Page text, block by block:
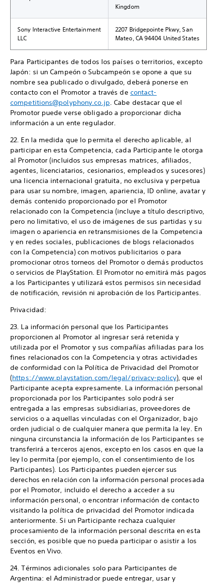
Kingdom
Sony Interactive Entertainment
LLC
2207 Bridgepointe Pkwy, San
Mateo, CA 94404 United States
Para Participantes de todos los países o territorios, excepto
Japón: si un Campeón o Subcampeón se opone a que su
nombre sea publicado o divulgado, deberá ponerse en
contacto con el Promotor a través de contact-
competitions@polyphony.co.jp. Cabe destacar que el
Promotor puede verse obligado a proporcionar dicha
información a un ente regulador.
22. En la medida que lo permita el derecho aplicable, al
participar en esta Competencia, cada Participante le otorga
al Promotor (incluidos sus empresas matrices, afiliados,
agentes, licenciatarios, cesionarios, empleados y sucesores)
una licencia internacional gratuita, no exclusiva y perpetua
para usar su nombre, imagen, apariencia, ID online, avatar y
demás contenido proporcionado por el Promotor
relacionado con la Competencia (incluye a título descriptivo,
pero no limitativo, el uso de imágenes de sus partidas y su
imagen o apariencia en retransmisiones de la Competencia
y en redes sociales, publicaciones de blogs relacionados
con la Competencia) con motivos publicitarios o para
promocionar otros torneos del Promotor o demás productos
o servicios de PlayStation. El Promotor no emitirá más pagos
a los Participantes y utilizará estos permisos sin necesidad
de notificación, revisión ni aprobación de los Participantes.
Privacidad:
23. La información personal que los Participantes
proporcionen al Promotor al ingresar será retenida y
utilizada por el Promotor y sus compañías afiliadas para los
fines relacionados con la Competencia y otras actividades
de conformidad con la Política de Privacidad del Promotor
(https://www.playstation.com/legal/privacy-policy), que el
Participante acepta expresamente. La información personal
proporcionada por los Participantes solo podrá ser
entregada a las empresas subsidiarias, proveedores de
servicios o a aquellas vinculadas con el Organizador, bajo
orden judicial o de cualquier manera que permita la ley. En
ninguna circunstancia la información de los Participantes se
transferirá a terceros ajenos, excepto en los casos en que la
ley lo permita (por ejemplo, con el consentimiento de los
Participantes). Los Participantes pueden ejercer sus
derechos en relación con la información personal procesada
por el Promotor, incluido el derecho a acceder a su
información personal, o encontrar información de contacto
visitando la política de privacidad del Promotor indicada
anteriormente. Si un Participante rechaza cualquier
procesamiento de la información personal descrita en esta
sección, es posible que no pueda participar o asistir a los
Eventos en Vivo.
24. Términos adicionales solo para Participantes de
Argentina: el Administrador puede entregar, usar y